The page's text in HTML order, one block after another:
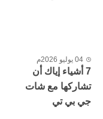
04 يوليو 2026م
7 أشياء إياك أن
تشاركها مع شات
جي بي تي